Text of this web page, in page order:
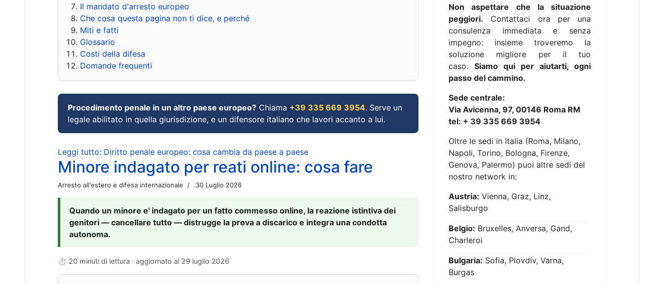
Il mandato d'arresto europeo
Che cosa questa pagina non ti dice, e perché
Miti e fatti
Glossario
Costi della difesa
Domande frequenti
Procedimento penale in un altro paese europeo? Chiama +39 335 669 3954. Serve un
legale abilitato in quella giurisdizione, e un difensore italiano che lavori accanto a lui.
Leggi tutto: Diritto penale europeo: cosa cambia da paese a paese
Minore indagato per reati online: cosa fare
Arresto all'estero e difesa internazionale 30 Luglio 2026
Quando un minore e' indagato per un fatto commesso online, la reazione istintiva dei
genitori — cancellare tutto — distrugge la prova a discarico e integra una condotta
autonoma.
⏱ 20 minuti di lettura · aggiornato al 29 luglio 2026
Non aspettare che la situazione
peggiori. Contattaci ora per una
consulenza immediata e senza
impegno: insieme troveremo la
soluzione migliore per il tuo
caso. Siamo qui per aiutarti, ogni
passo del cammino.
Sede centrale:
Via Avicenna, 97, 00146 Roma RM
tel: + 39 335 669 3954
Oltre le sedi in Italia (Roma, Milano,
Napoli, Torino, Bologna, Firenze,
Genova, Palermo) puoi altre sedi del
nostro network in:
Austria: Vienna, Graz, Linz,
Salisburgo
Belgio: Bruxelles, Anversa, Gand,
Charleroi
Bulgaria: Sofia, Plovdiv, Varna,
Burgas